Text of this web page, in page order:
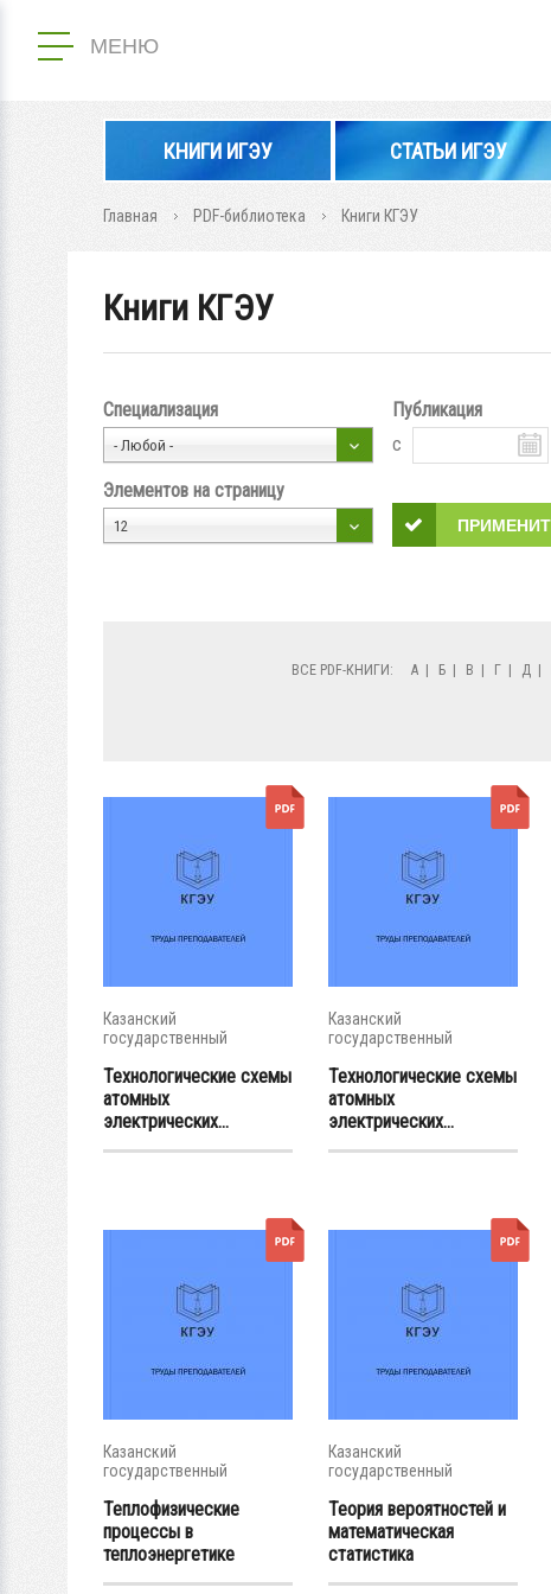
МЕНЮ
КНИГИ ИГЭУ СТАТЬИ ИГЭУ
Главная PDF-библиотека Книги КГЭУ
Книги КГЭУ
Специализация
- Любой -
Публикация
с
Элементов на страницу
12
ВСЕ PDF-КНИГИ: А | Б | В | Г | Д |
Казанский
государственный
Технологические схемы
атомных
электрических...
Казанский
государственный
Технологические схемы
атомных
электрических...
Казанский
государственный
Теплофизические
процессы в
теплоэнергетике
Казанский
государственный
Теория вероятностей и
математическая
статистика